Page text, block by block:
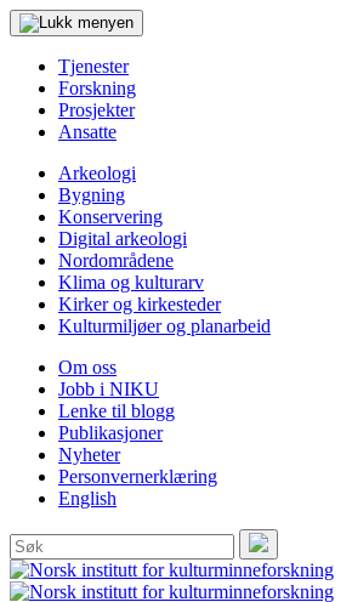
Tjenester
Forskning
Prosjekter
Ansatte
Arkeologi
Bygning
Konservering
Digital arkeologi
Nordområdene
Klima og kulturarv
Kirker og kirkesteder
Kulturmiljøer og planarbeid
Om oss
Jobb i NIKU
Lenke til blogg
Publikasjoner
Nyheter
Personvernerklæring
English
Søk
etter:
Søk